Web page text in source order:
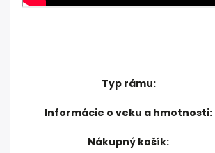
Typ rámu:
Informácie o veku a hmotnosti:
Nákupný košík: